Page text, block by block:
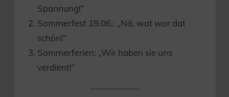
Spannung!“
Sommerfest 19.06.: „Nä, wat wor dat
schön!“
Sommerferien: „Wir haben sie uns
verdient!“